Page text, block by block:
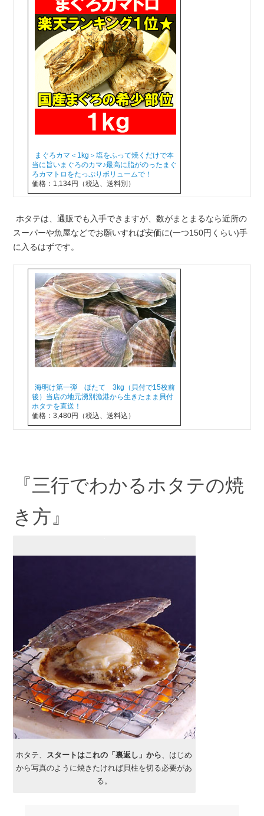
まぐろカマ＜1kg＞塩をふって焼くだけで本
当に旨いまぐろのカマ♪最高に脂がのったまぐ
ろカマトロをたっぷりボリュームで！
価格：1,134円（税込、送料別）
ホタテは、通販でも入手できますが、数がまとまるなら近所の
スーパーや魚屋などでお願いすれば安価に(一つ150円くらい)手
に入るはずです。
海明け第一弾 ほたて 3kg（貝付で15枚前
後）当店の地元湧別漁港から生きたまま貝付
ホタテを直送！
価格：3,480円（税込、送料込）
『三行でわかるホタテの焼
き方』
ホタテ、 スタートはこれの「裏返し」から 、はじめ
から写真のように焼きたければ貝柱を切る必要があ
る。